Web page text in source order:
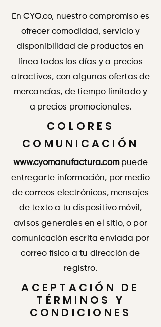
En CYO.co, nuestro compromiso es
ofrecer comodidad, servicio y
disponibilidad de productos en
línea todos los días y a precios
atractivos, con algunas ofertas de
mercancías, de tiempo limitado y
a precios promocionales.
COLORES
COMUNICACIÓN
www.cyomanufactura.compuede
entregarte información, por medio
de correos electrónicos, mensajes
de texto a tu dispositivo móvil,
avisos generales en el sitio, o por
comunicación escrita enviada por
correo físico a tu dirección de
registro.
ACEPTACIÓN DE
TÉRMINOS Y
CONDICIONES